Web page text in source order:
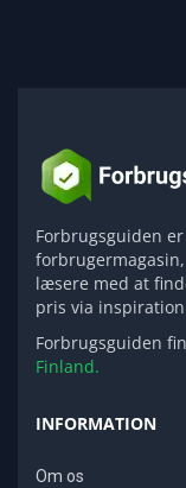
Forbrugsguiden
læsere med at
pris via
Forbrugsguiden
Finland.
INFORMATION
Om os